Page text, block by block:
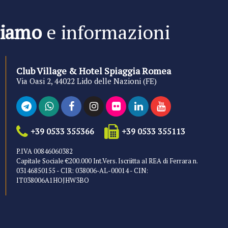
e informazioni
Club Village & Hotel Spiaggia Romea
Via Oasi 2, 44022 Lido delle Nazioni (FE)
+39 0533 355366 +39 0533 355113
P.IVA 00846060382
Capitale Sociale €200.000 Int.Vers. Iscriitta al REA di Ferrara n.
03146850155 - CIR: 038006-AL-00014 - CIN:
IT038006A1HOJHW3BO